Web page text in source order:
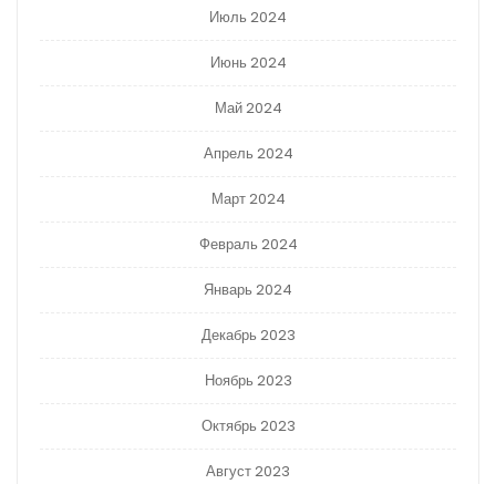
Июль 2024
Июнь 2024
Май 2024
Апрель 2024
Март 2024
Февраль 2024
Январь 2024
Декабрь 2023
Ноябрь 2023
Октябрь 2023
Август 2023